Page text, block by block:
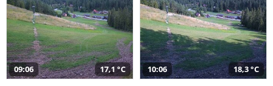
09:06 17,1 °C 10:06 18,3 °C